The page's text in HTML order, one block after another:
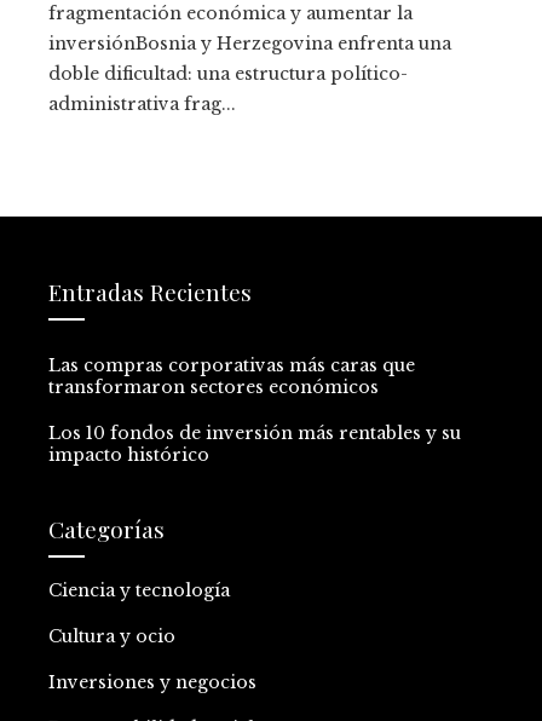
fragmentación económica y aumentar la
inversiónBosnia y Herzegovina enfrenta una
doble dificultad: una estructura político-
administrativa frag...
Entradas Recientes
Las compras corporativas más caras que
transformaron sectores económicos
Los 10 fondos de inversión más rentables y su
impacto histórico
Categorías
Ciencia y tecnología
Cultura y ocio
Inversiones y negocios